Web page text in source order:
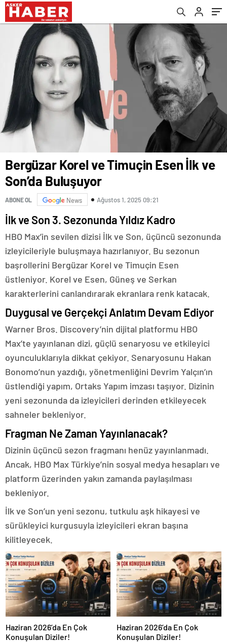
Bergüzar Korel ve Timuçin Esen İlk ve
Son’da Buluşuyor
ABONE OL News Ağustos 1, 2025 09:21
İlk ve Son 3. Sezonunda Yıldız Kadro
HBO Max’in sevilen dizisi İlk ve Son, üçüncü sezonunda
izleyicileriyle buluşmaya hazırlanıyor. Bu sezonun
başrollerini Bergüzar Korel ve Timuçin Esen
üstleniyor. Korel ve Esen, Güneş ve Serkan
karakterlerini canlandırarak ekranlara renk katacak.
Duygusal ve Gerçekçi Anlatım Devam Ediyor
Warner Bros. Discovery’nin dijital platformu HBO
Max’te yayınlanan dizi, güçlü senaryosu ve etkileyici
oyunculuklarıyla dikkat çekiyor. Senaryosunu Hakan
Bonomo’nun yazdığı, yönetmenliğini Devrim Yalçın’ın
üstlendiği yapım, Ortaks Yapım imzası taşıyor. Dizinin
yeni sezonunda da izleyicileri derinden etkileyecek
sahneler bekleniyor.
Fragman Ne Zaman Yayınlanacak?
Dizinin üçüncü sezon fragmanı henüz yayınlanmadı.
Ancak, HBO Max Türkiye’nin sosyal medya hesapları ve
platform üzerinden yakın zamanda paylaşılması
bekleniyor.
İlk ve Son’un yeni sezonu, tutkulu aşk hikayesi ve
sürükleyici kurgusuyla izleyicileri ekran başına
kilitleyecek.
Haziran 2026’da En Çok
Konuşulan Diziler!
Haziran 2026’da En Çok
Konuşulan Diziler!